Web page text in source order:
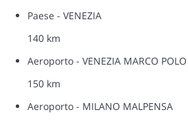
Paese - VENEZIA
140 km
Aeroporto - VENEZIA MARCO POLO
150 km
Aeroporto - MILANO MALPENSA